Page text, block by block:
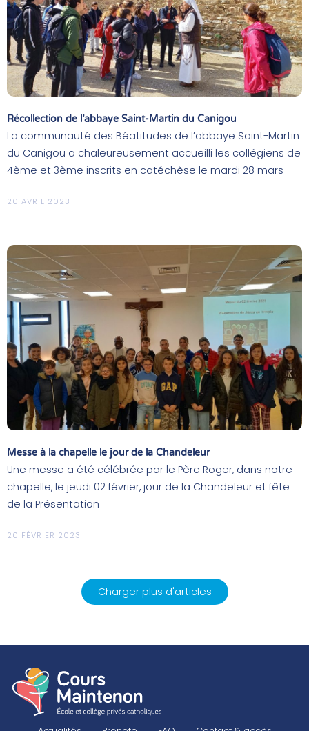
Récollection de l’abbaye Saint-Martin du Canigou
La communauté des Béatitudes de l’abbaye Saint-Martin
du Canigou a chaleureusement accueilli les collégiens de
4ème et 3ème inscrits en catéchèse le mardi 28 mars
20 AVRIL 2023
Messe à la chapelle le jour de la Chandeleur
Une messe a été célébrée par le Père Roger, dans notre
chapelle, le jeudi 02 février, jour de la Chandeleur et fête
de la Présentation
20 FÉVRIER 2023
Charger plus d'articles